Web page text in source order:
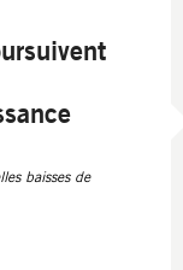
baisses de